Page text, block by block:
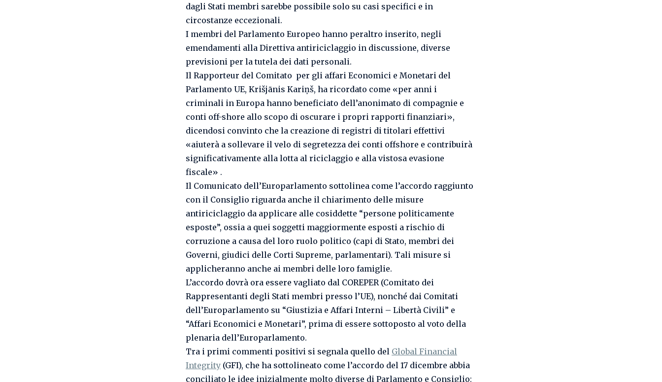
dagli Stati membri sarebbe possibile solo su casi specifici e in
circostanze eccezionali.
I membri del Parlamento Europeo hanno peraltro inserito, negli
emendamenti alla Direttiva antiriciclaggio in discussione, diverse
previsioni per la tutela dei dati personali.
Il Rapporteur del Comitato per gli affari Economici e Monetari del
Parlamento UE, Krišjānis Kariņš, ha ricordato come «per anni i
criminali in Europa hanno beneficiato dell’anonimato di compagnie e
conti off-shore allo scopo di oscurare i propri rapporti finanziari»,
dicendosi convinto che la creazione di registri di titolari effettivi
«aiuterà a sollevare il velo di segretezza dei conti offshore e contribuirà
significativamente alla lotta al riciclaggio e alla vistosa evasione
fiscale» .
Il Comunicato dell’Europarlamento sottolinea come l’accordo raggiunto
con il Consiglio riguarda anche il chiarimento delle misure
antiriciclaggio da applicare alle cosiddette “persone politicamente
esposte”, ossia a quei soggetti maggiormente esposti a rischio di
corruzione a causa del loro ruolo politico (capi di Stato, membri dei
Governi, giudici delle Corti Supreme, parlamentari). Tali misure si
applicheranno anche ai membri delle loro famiglie.
L’accordo dovrà ora essere vagliato dal COREPER (Comitato dei
Rappresentanti degli Stati membri presso l’UE), nonché dai Comitati
dell’Europarlamento su “Giustizia e Affari Interni – Libertà Civili” e
“Affari Economici e Monetari”, prima di essere sottoposto al voto della
plenaria dell’Europarlamento.
Tra i primi commenti positivi si segnala quello del Global Financial
Integrity (GFI), che ha sottolineato come l’accordo del 17 dicembre abbia
conciliato le idee inizialmente molto diverse di Parlamento e Consiglio: